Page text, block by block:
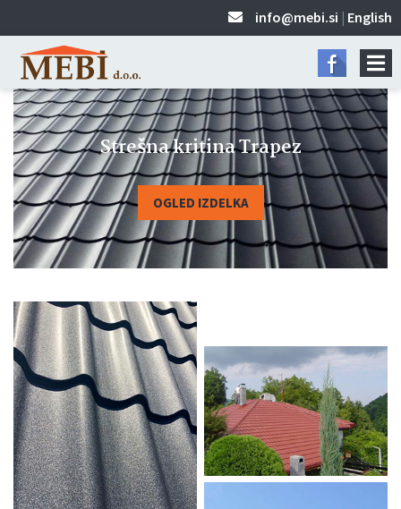
info@mebi.si | English
Strešna kritina Trapez
OGLED IZDELKA